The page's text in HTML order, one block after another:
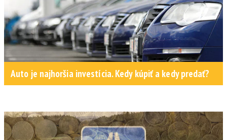
Auto je najhoršia investícia. Kedy kúpiť a kedy predať?